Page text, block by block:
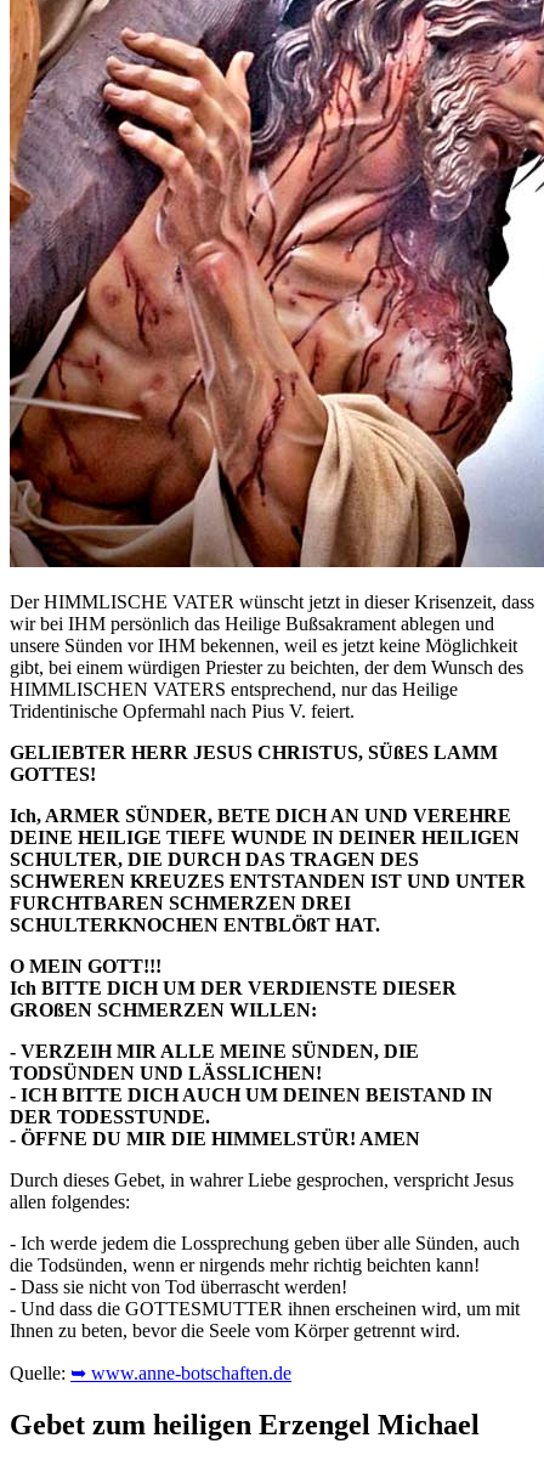
Der HIMMLISCHE VATER wünscht jetzt in dieser Krisenzeit, dass
wir bei IHM persönlich das Heilige Bußsakrament ablegen und
unsere Sünden vor IHM bekennen, weil es jetzt keine Möglichkeit
gibt, bei einem würdigen Priester zu beichten, der dem Wunsch des
HIMMLISCHEN VATERS entsprechend, nur das Heilige
Tridentinische Opfermahl nach Pius V. feiert.
GELIEBTER HERR JESUS CHRISTUS, SÜßES LAMM
GOTTES!
Ich, ARMER SÜNDER, BETE DICH AN UND VEREHRE
DEINE HEILIGE TIEFE WUNDE IN DEINER HEILIGEN
SCHULTER, DIE DURCH DAS TRAGEN DES
SCHWEREN KREUZES ENTSTANDEN IST UND UNTER
FURCHTBAREN SCHMERZEN DREI
SCHULTERKNOCHEN ENTBLÖßT HAT.
O MEIN GOTT!!!
Ich BITTE DICH UM DER VERDIENSTE DIESER
GROßEN SCHMERZEN WILLEN:
- VERZEIH MIR ALLE MEINE SÜNDEN, DIE
TODSÜNDEN UND LÄSSLICHEN!
- ICH BITTE DICH AUCH UM DEINEN BEISTAND IN
DER TODESSTUNDE.
- ÖFFNE DU MIR DIE HIMMELSTÜR! AMEN
Durch dieses Gebet, in wahrer Liebe gesprochen, verspricht Jesus
allen folgendes:
- Ich werde jedem die Lossprechung geben über alle Sünden, auch
die Todsünden, wenn er nirgends mehr richtig beichten kann!
- Dass sie nicht von Tod überrascht werden!
- Und dass die GOTTESMUTTER ihnen erscheinen wird, um mit
Ihnen zu beten, bevor die Seele vom Körper getrennt wird.
Quelle: ➥ www.anne-botschaften.de
Gebet zum heiligen Erzengel Michael